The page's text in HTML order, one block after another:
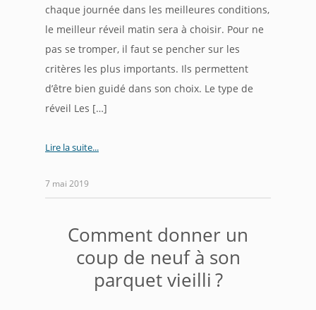
chaque journée dans les meilleures conditions,
le meilleur réveil matin sera à choisir. Pour ne
pas se tromper, il faut se pencher sur les
critères les plus importants. Ils permettent
d’être bien guidé dans son choix. Le type de
réveil Les […]
Lire la suite
7 mai 2019
Comment donner un
coup de neuf à son
parquet vieilli ?